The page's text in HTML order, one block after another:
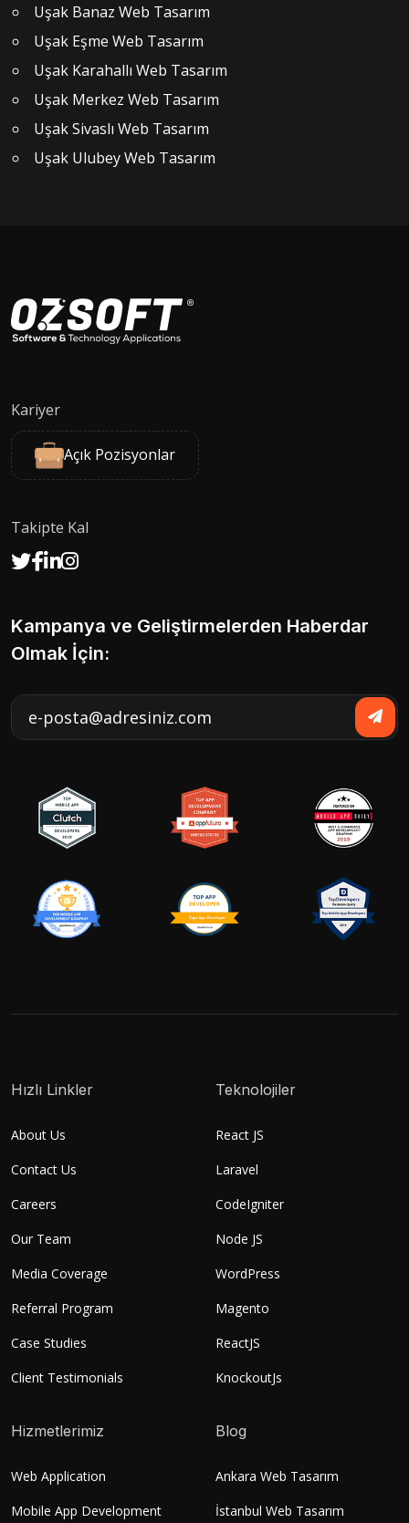
Uşak Banaz Web Tasarım
Uşak Eşme Web Tasarım
Uşak Karahallı Web Tasarım
Uşak Merkez Web Tasarım
Uşak Sivaslı Web Tasarım
Uşak Ulubey Web Tasarım
Kariyer
Açık Pozisyonlar
Takipte Kal
Kampanya ve Geliştirmelerden Haberdar
Olmak İçin:
Hızlı Linkler
About Us
Contact Us
Careers
Our Team
Media Coverage
Referral Program
Case Studies
Client Testimonials
Teknolojiler
React JS
Laravel
CodeIgniter
Node JS
WordPress
Magento
ReactJS
KnockoutJs
Hizmetlerimiz
Web Application
Mobile App Development
Blog
Ankara Web Tasarım
İstanbul Web Tasarım